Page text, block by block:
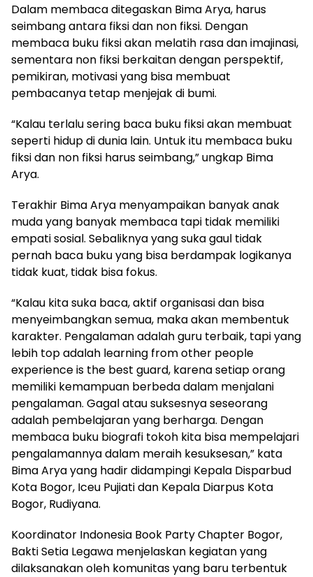
Dalam membaca ditegaskan Bima Arya, harus
seimbang antara fiksi dan non fiksi. Dengan
membaca buku fiksi akan melatih rasa dan imajinasi,
sementara non fiksi berkaitan dengan perspektif,
pemikiran, motivasi yang bisa membuat
pembacanya tetap menjejak di bumi.
“Kalau terlalu sering baca buku fiksi akan membuat
seperti hidup di dunia lain. Untuk itu membaca buku
fiksi dan non fiksi harus seimbang,” ungkap Bima
Arya.
Terakhir Bima Arya menyampaikan banyak anak
muda yang banyak membaca tapi tidak memiliki
empati sosial. Sebaliknya yang suka gaul tidak
pernah baca buku yang bisa berdampak logikanya
tidak kuat, tidak bisa fokus.
“Kalau kita suka baca, aktif organisasi dan bisa
menyeimbangkan semua, maka akan membentuk
karakter. Pengalaman adalah guru terbaik, tapi yang
lebih top adalah learning from other people
experience is the best guard, karena setiap orang
memiliki kemampuan berbeda dalam menjalani
pengalaman. Gagal atau suksesnya seseorang
adalah pembelajaran yang berharga. Dengan
membaca buku biografi tokoh kita bisa mempelajari
pengalamannya dalam meraih kesuksesan,” kata
Bima Arya yang hadir didampingi Kepala Disparbud
Kota Bogor, Iceu Pujiati dan Kepala Diarpus Kota
Bogor, Rudiyana.
Koordinator Indonesia Book Party Chapter Bogor,
Bakti Setia Legawa menjelaskan kegiatan yang
dilaksanakan oleh komunitas yang baru terbentuk